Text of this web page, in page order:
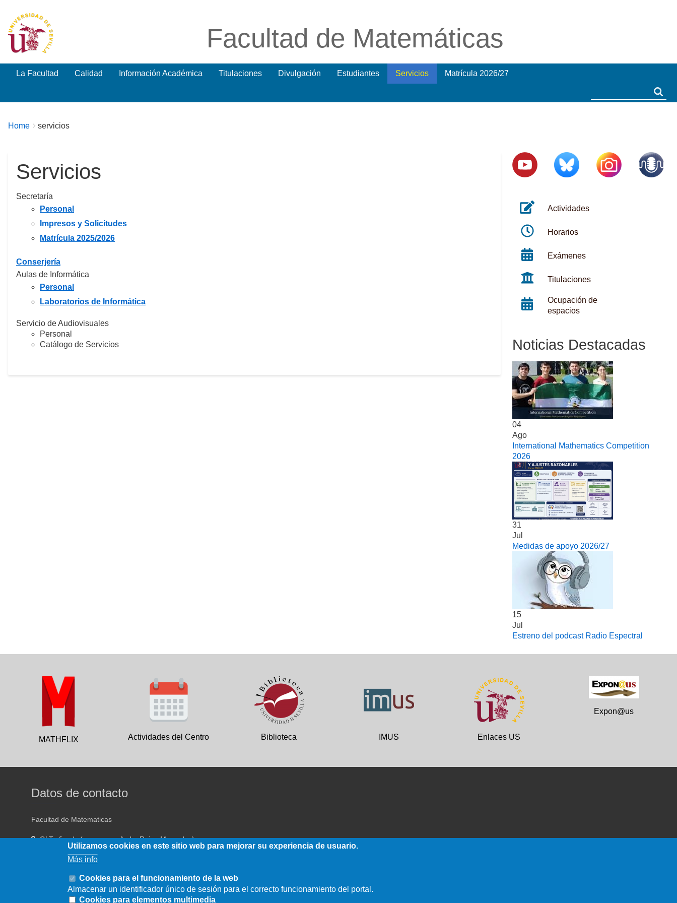
Facultad de Matemáticas
La Facultad Calidad Información Académica Titulaciones Divulgación Estudiantes Servicios Matrícula 2026/27
Breadcrumbs
You
Home servicios
Servicios
Secretaría
Personal
Impresos y Solicitudes
Matrícula 2025/2026
Conserjería
Aulas de Informática
Personal
Laboratorios de Informática
Servicio de Audiovisuales
Personal
Catálogo de Servicios
Actividades
Horarios
Exámenes
Titulaciones
Ocupación de
espacios
Noticias Destacadas
04
Ago
International Mathematics Competition
2026
31
Jul
Medidas de apoyo 2026/27
15
Jul
Estreno del podcast Radio Espectral
MATHFLIX Actividades del Centro Biblioteca IMUS Enlaces US
Expon@us
Datos de contacto
Facultad de Matematicas
C/ Tarfia s/n (acceso por Avda. Reina Mercedes)
Sevilla - 41012
fmatematicas@us.es
Utilizamos cookies en este sitio web para mejorar su experiencia de usuario.
Más info
Cookies para el funcionamiento de la web
Almacenar un identificador único de sesión para el correcto funcionamiento del portal.
Cookies para elementos multimedia